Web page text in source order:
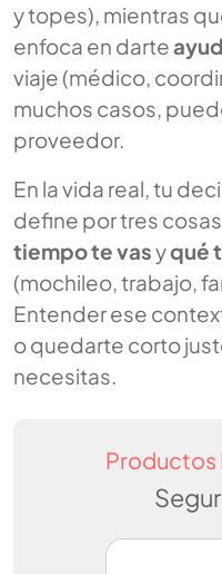
y topes), mientras
enfoca en darte
viaje (médico,
muchos casos,
proveedor.
En la vida real, tu
define por tres
tiempo te vasyqué
(mochileo, trabajo,
Entender ese
o quedarte corto
necesitas.
Productos